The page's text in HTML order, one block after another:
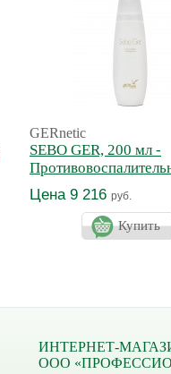
GERnetic
SEBO GER, 200 мл -
антисептический
Цена 9 216 руб.
Купить
ИНТЕРНЕТ-
ООО